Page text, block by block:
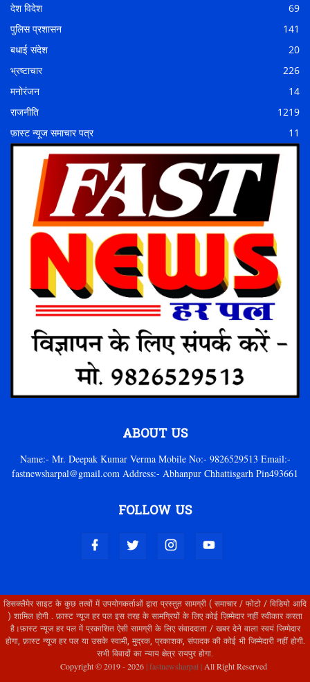
देश विदेश
69
पुलिस प्रशासन
141
बधाई संदेश
20
भ्रष्टाचार
226
मनोरंजन
14
राजनीति
1219
फ़ास्ट न्यूज समाचार पत्र
11
ABOUT US
Name:- Mr. Deepak Kumar Verma Mobile No:- 9826529513 Email:-
fastnewsharpal@gmail.com Address:- Abhanpur Chhattisgarh Pin493661
FOLLOW US
डिसक्लैमेर साइट के कुछ तत्वों में उपयोगकर्ताओं द्वारा प्रस्तुत सामग्री ( समाचार / फोटो / विडियो आदि
) शामिल होगी . फ़ास्ट न्यूज हर पल इस तरह के सामग्रियों के लिए कोई ज़िम्मेदार नहीं स्वीकार करता
है।फ़ास्ट न्यूज हर पल में प्रकाशित ऐसी सामग्री के लिए संवाददाता / खबर देने वाला स्वयं जिम्मेदार
होगा, फ़ास्ट न्यूज हर पल या उसके स्वामी, मुद्रक, प्रकाशक, संपादक की कोई भी जिम्मेदारी नहीं होगी.
सभी विवादों का न्याय क्षेत्र रायपुर होगा.
Copyright © 2019 -2026| fastnewsharpal |All Right Reserved